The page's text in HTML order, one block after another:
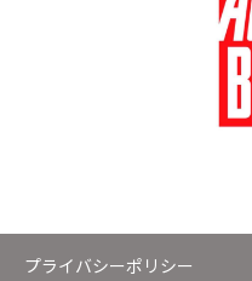
プライバシーポリシー